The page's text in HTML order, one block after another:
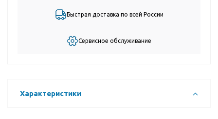
Быстрая доставка по всей России
Сервисное обслуживание
Характеристики